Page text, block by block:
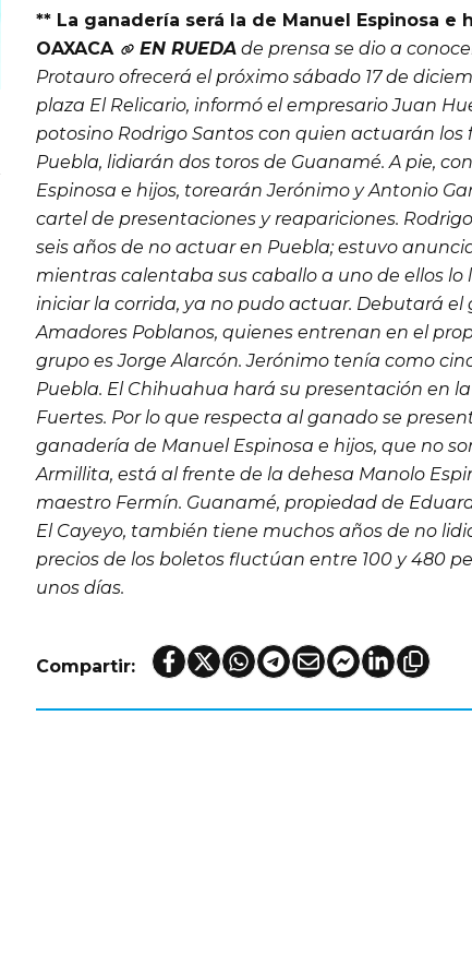
** La ganadería será la de Manuel Espinosa e
OAXACA
EN RUEDA de prensa se dio a
Protauro ofrecerá el próximo sábado 17 de
plaza El Relicario, informó el empresario Juan
potosino Rodrigo Santos con quien actuarán los
Puebla, lidiarán dos toros de Guanamé. A pie,
Espinosa e hijos, torearán Jerónimo y Antonio
cartel de presentaciones y reapariciones.
seis años de no actuar en Puebla; estuvo
mientras calentaba sus caballo a uno de ellos lo
iniciar la corrida, ya no pudo actuar. Debutará el
Amadores Poblanos, quienes entrenan en el
grupo es Jorge Alarcón. Jerónimo tenía como
Puebla. El Chihuahua hará su presentación en
Fuertes. Por lo que respecta al ganado se
ganadería de Manuel Espinosa e hijos, que no
Armillita, está al frente de la dehesa Manolo
maestro Fermín. Guanamé, propiedad de
El Cayeyo, también tiene muchos años de no
precios de los boletos fluctúan entre 100 y 480
unos días.
Compartir: